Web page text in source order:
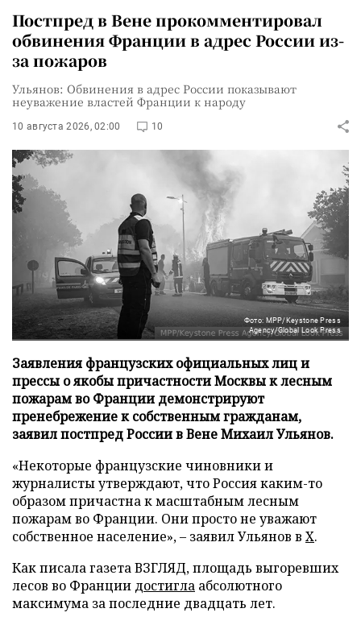
Постпред в Вене прокомментировал
обвинения Франции в адрес России из-
за пожаров
Ульянов: Обвинения в адрес России показывают
неуважение властей Франции к народу
10 августа 2026, 02:00 10
Фото: MPP/Keystone Press
Agency/Global Look Press
Заявления французских официальных лиц и
прессы о якобы причастности Москвы к лесным
пожарам во Франции демонстрируют
пренебрежение к собственным гражданам,
заявил постпред России в Вене Михаил Ульянов.
«Некоторые французские чиновники и
журналисты утверждают, что Россия каким-то
образом причастна к масштабным лесным
пожарам во Франции. Они просто не уважают
собственное население», – заявил Ульянов в X.
Как писала газета ВЗГЛЯД, площадь выгоревших
лесов во Франции достигла абсолютного
максимума за последние двадцать лет.